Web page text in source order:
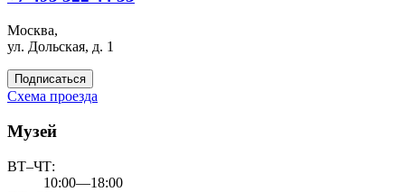
Москва,
ул. Дольская, д. 1
Подписаться
Схема проезда
Музей
ВТ–ЧТ:
10:00—18:00